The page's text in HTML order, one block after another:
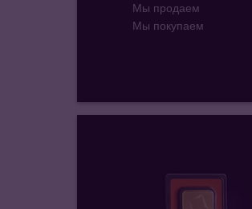
Мы продаем
Мы покупаем